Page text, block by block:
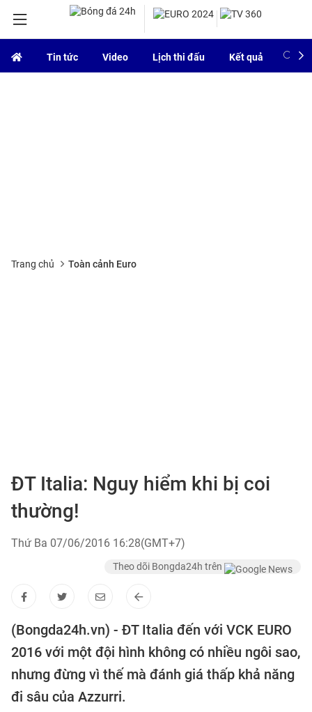
Tin tức Video Lịch thi đấu Kết quả
Trang chủ Toàn cảnh Euro
ĐT Italia: Nguy hiểm khi bị coi
thường!
Thứ Ba 07/06/2016 16:28(GMT+7)
Theo dõi Bongda24h trên
(Bongda24h.vn) - ĐT Italia đến với VCK EURO
2016 với một đội hình không có nhiều ngôi sao,
nhưng đừng vì thế mà đánh giá thấp khả năng
đi sâu của Azzurri.